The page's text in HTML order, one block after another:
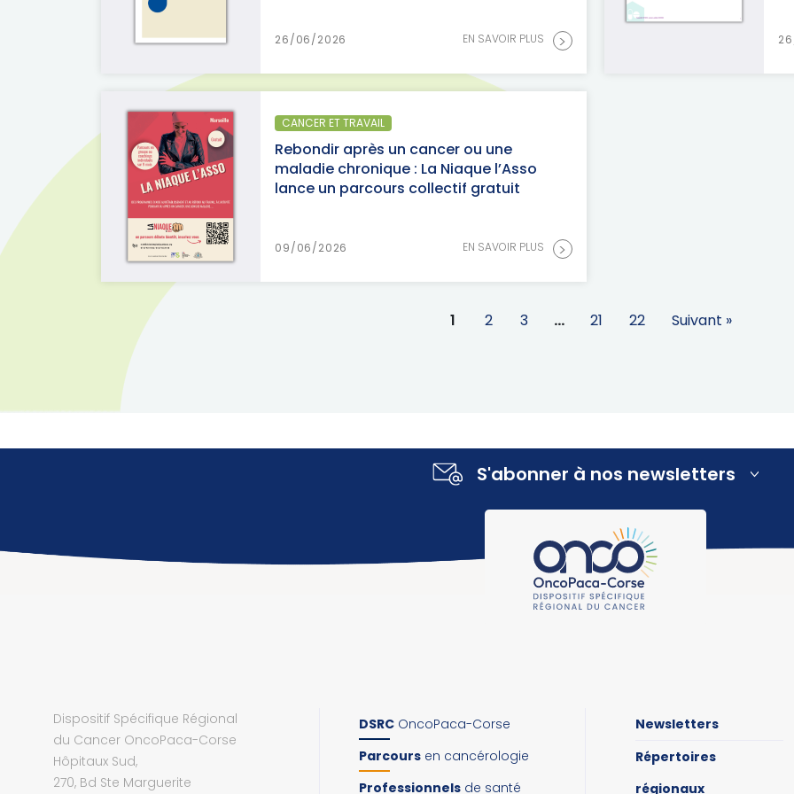
26/06/2026 EN SAVOIR PLUS >
CANCER ET TRAVAIL
Rebondir après un cancer ou une
maladie chronique : La Niaque l’Asso
lance un parcours collectif gratuit
09/06/2026 EN SAVOIR PLUS >
1 2 3 … 21 22 Suivant »
S'abonner à nos newsletters
Dispositif Spécifique Régional
du Cancer OncoPaca-Corse
Hôpitaux Sud,
270, Bd Ste Marguerite
DSRC OncoPaca-Corse
Parcours en cancérologie
Professionnels de santé
Newsletters
Répertoires
régionaux